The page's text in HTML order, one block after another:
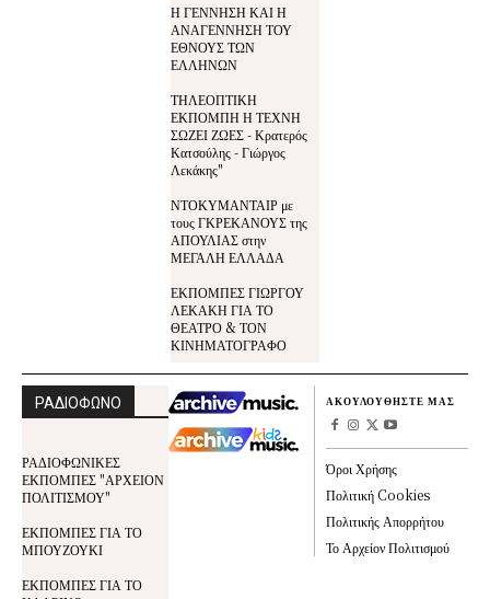
Η ΓΕΝΝΗΣΗ ΚΑΙ Η
ΑΝΑΓΕΝΝΗΣΗ ΤΟΥ
ΕΘΝΟΥΣ ΤΩΝ
ΕΛΛΗΝΩΝ
ΤΗΛΕΟΠΤΙΚΗ
ΕΚΠΟΜΠΗ Η ΤΕΧΝΗ
ΣΩΖΕΙ ΖΩΕΣ - Κρατερός
Κατσούλης - Γιώργος
Λεκάκης"
ΝΤΟΚΥΜΑΝΤΑΙΡ με
τους ΓΚΡΕΚΑΝΟΥΣ της
ΑΠΟΥΛΙΑΣ στην
ΜΕΓΑΛΗ ΕΛΛΑΔΑ
ΕΚΠΟΜΠΕΣ ΓΙΩΡΓΟΥ
ΛΕΚΑΚΗ ΓΙΑ ΤΟ
ΘΕΑΤΡΟ & ΤΟΝ
ΚΙΝΗΜΑΤΟΓΡΑΦΟ
ΡΑΔΙΟΦΩΝΟ
ΡΑΔΙΟΦΩΝΙΚΕΣ
ΕΚΠΟΜΠΕΣ "ΑΡΧΕΙΟΝ
ΠΟΛΙΤΙΣΜΟΥ"
ΕΚΠΟΜΠΕΣ ΓΙΑ ΤΟ
ΜΠΟΥΖΟΥΚΙ
ΕΚΠΟΜΠΕΣ ΓΙΑ ΤΟ
ΑΚΟΥΛΟΥΘΗΣΤΕ ΜΑΣ
Όροι Χρήσης
Πολιτική Cookies
Πολιτικής Απορρήτου
Το Αρχείον Πολιτισμού